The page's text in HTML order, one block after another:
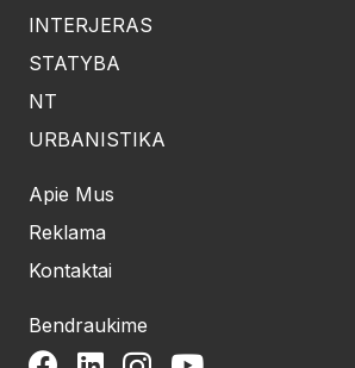
INTERJERAS
STATYBA
NT
URBANISTIKA
Apie Mus
Reklama
Kontaktai
Bendraukime